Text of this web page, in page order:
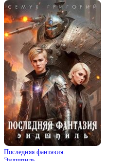
Последняя фантазия.